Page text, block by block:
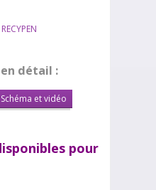
détail :
Schéma et vidéo
pour